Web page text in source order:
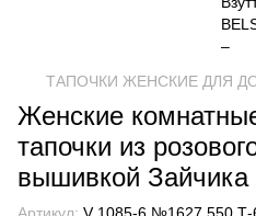
ТАПОЧКИ ЖЕНСКИЕ ДЛЯ
Женские
тапочки из
вышивкой Зайчика